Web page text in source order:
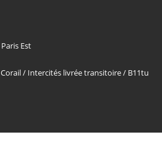
Paris Est
Corail/ Intercités livrée transitoire/ B11tu